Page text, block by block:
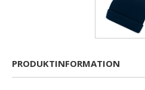
PRODUKTINFORMATION